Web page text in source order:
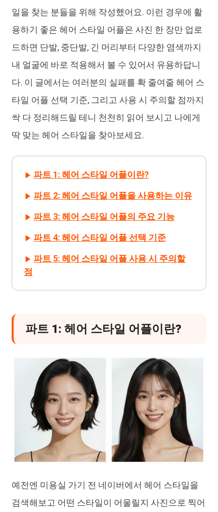
일을 찾는 분들을 위해 작성했어요. 이런 경우에 활
용하기 좋은 헤어 스타일 어플은 사진 한 장만 업로
드하면 단발, 중단발, 긴 머리부터 다양한 염색까지
내 얼굴에 바로 적용해서 볼 수 있어서 유용하답니
다. 이 글에서는 여러분의 실패를 확 줄여줄 헤어 스
타일 어플 선택 기준, 그리고 사용 시 주의할 점까지
싹 다 정리해드릴 테니 천천히 읽어 보시고 나에게
딱 맞는 헤어 스타일을 찾아보세요.
파트 1: 헤어 스타일 어플이란?
파트 2: 헤어 스타일 어플을 사용하는 이유
파트 3: 헤어 스타일 어플의 주요 기능
파트 4: 헤어 스타일 어플 선택 기준
파트 5: 헤어 스타일 어플 사용 시 주의할
점
파트 1: 헤어 스타일 어플이란?
예전엔 미용실 가기 전 네이버에서 헤어 스타일을
검색해보고 어떤 스타일이 어울릴지 사진으로 찍어